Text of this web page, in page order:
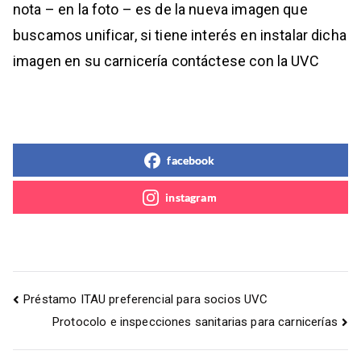
nota – en la foto – es de la nueva imagen que
buscamos unificar, si tiene interés en instalar dicha
imagen en su carnicería contáctese con la UVC
facebook
instagram
Préstamo ITAU preferencial para socios UVC
Protocolo e inspecciones sanitarias para carnicerías